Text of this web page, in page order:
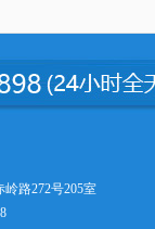
路272号205室